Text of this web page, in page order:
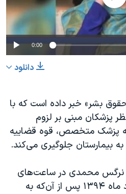
0:00
دانلود
بشر» خبر داده است که با
پزشکان مبنی بر لزوم
پزشک متخصص، قوه قضاییه
به بیمارستان جلوگیری می‌کند.
نرگس محمدی در ساعت‌های
پایانی روز شنبه، دهم مرداد ماه ۱۳۹۴ پس از آن‌که به